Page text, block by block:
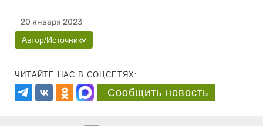
20 января 2023
Автор/Источник
ЧИТАЙТЕ НАС В СОЦСЕТЯХ:
Сообщить новость